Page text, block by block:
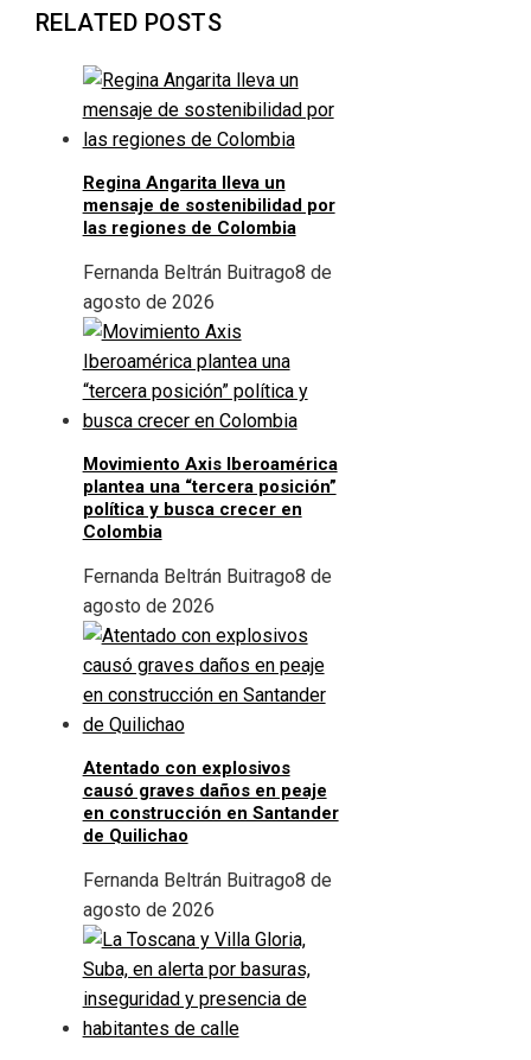
RELATED POSTS
Regina Angarita lleva un
mensaje de sostenibilidad por
las regiones de Colombia
Fernanda Beltrán Buitrago8 de
agosto de 2026
Movimiento Axis Iberoamérica
plantea una “tercera posición”
política y busca crecer en
Colombia
Fernanda Beltrán Buitrago8 de
agosto de 2026
Atentado con explosivos
causó graves daños en peaje
en construcción en Santander
de Quilichao
Fernanda Beltrán Buitrago8 de
agosto de 2026